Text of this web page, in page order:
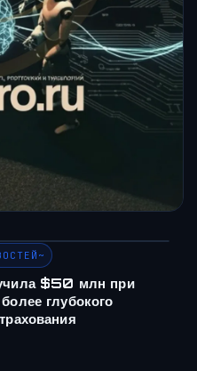
$50 млн при
глубокого